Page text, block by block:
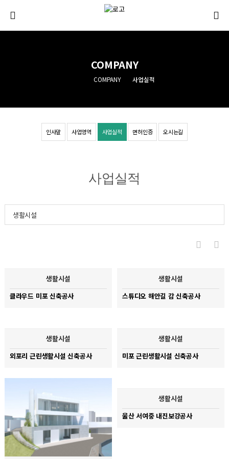
인사말 사업영역 사업실적 면허인증 오시는길
COMPANY 사업실적
COMPANY
사업실적
생활시설
생활시설
클라우드 미포 신축공사
생활시설
스튜디오 해안길 감 신축공사
생활시설
외포리 근린생활시설 신축공사
생활시설
미포 근린생활시설 신축공사
생활시설
울산 서여중 내진보강공사